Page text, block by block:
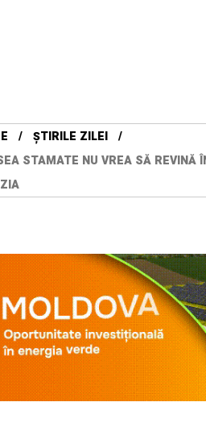
ȘTIRILE ZILEI
STAMATE NU VREA SĂ